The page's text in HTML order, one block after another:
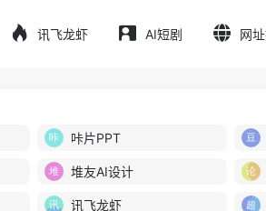
讯飞龙虾 AI短剧 网
咔片PPT
堆友AI设计
讯飞龙虾